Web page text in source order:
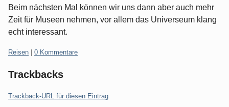
Beim nächsten Mal können wir uns dann aber auch mehr
Zeit für Museen nehmen, vor allem das Universeum klang
echt interessant.
Kategorien:
Reisen | 0 Kommentare
Trackbacks
Trackback-URL für diesen Eintrag